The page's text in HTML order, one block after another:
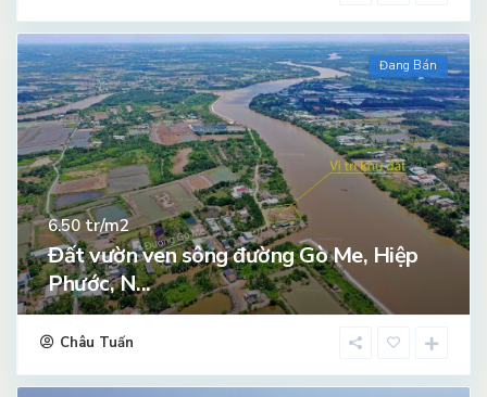
Đang Bán
6.50tr/m2
Đất vườn ven sông đường Gò Me, Hiệp
Phước, N...
Châu Tuấn